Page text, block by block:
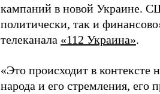
кампаний в новой Украине.
политически, так и
телеканала «112 Украина».
«Это происходит в
народа и его стремления, его